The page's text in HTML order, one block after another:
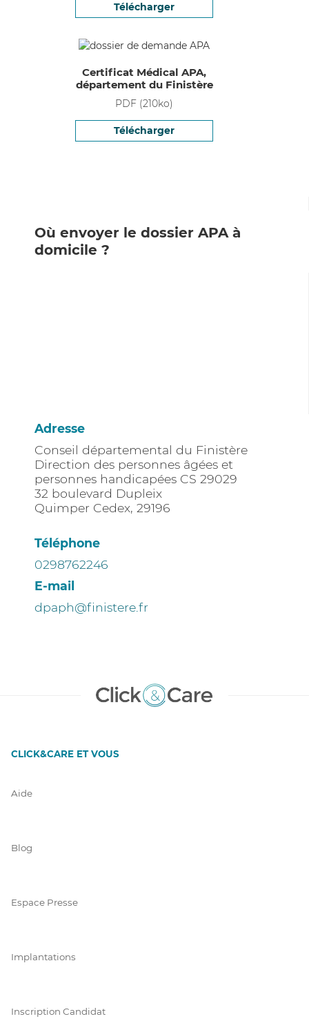
Télécharger
Certificat Médical APA,
département du Finistère
PDF (210ko)
Télécharger
Où envoyer le dossier APA à
domicile ?
Adresse
Conseil départemental du Finistère
Direction des personnes âgées et
personnes handicapées CS 29029
32 boulevard Dupleix
Quimper Cedex, 29196
Téléphone
0298762246
E-mail
dpaph@finistere.fr
CLICK&CARE ET VOUS
Aide
Blog
Espace Presse
Implantations
Inscription Candidat